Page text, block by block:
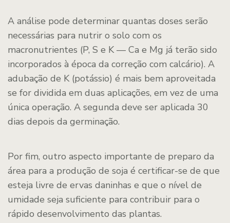
A análise pode determinar quantas doses serão
necessárias para nutrir o solo com os
macronutrientes (P, S e K — Ca e Mg já terão sido
incorporados à época da correção com calcário). A
adubação de K (potássio) é mais bem aproveitada
se for dividida em duas aplicações, em vez de uma
única operação. A segunda deve ser aplicada 30
dias depois da germinação.
Por fim, outro aspecto importante de preparo da
área para a produção de soja é certificar-se de que
esteja livre de ervas daninhas e que o nível de
umidade seja suficiente para contribuir para o
rápido desenvolvimento das plantas.